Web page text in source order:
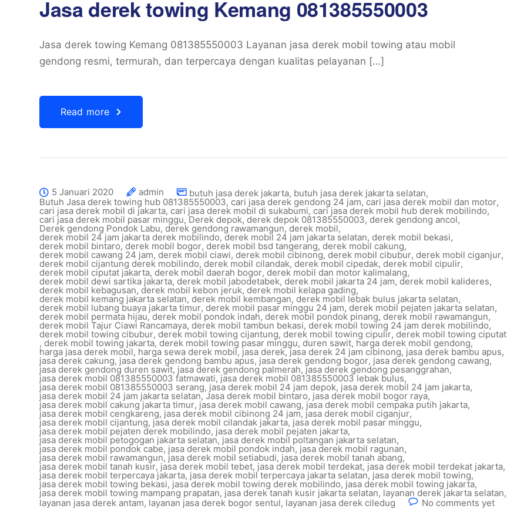
Jasa derek towing Kemang 081385550003
Jasa derek towing Kemang 081385550003 Layanan jasa derek mobil towing atau mobil
gendong resmi, termurah, dan terpercaya dengan kualitas pelayanan […]
Read more
5 Januari 2020 admin butuh jasa derek jakarta, butuh jasa derek jakarta selatan,
Butuh Jasa derek towing hub 081385550003, cari jasa derek gendong 24 jam,cari jasa derek mobil dan motor,
cari jasa derek mobil di jakarta, cari jasa derek mobil di sukabumi, cari jasa derek mobil hub derek mobilindo,
cari jasa derek mobil pasar minggu,Derek depok, derek depok 081385550003, derek gendong ancol,
Derek gendong Pondok Labu, derek gendong rawamangun, derek mobil,
derek mobil 24 jam jakarta derek mobilindo, derek mobil 24 jam jakarta selatan, derek mobil bekasi,
derek mobil bintaro, derek mobil bogor, derek mobil bsd tangerang, derek mobil cakung,
derek mobil cawang 24 jam, derek mobil ciawi, derek mobil cibinong, derek mobil cibubur, derek mobil ciganjur,
derek mobil cijantung derek mobilindo, derek mobil cilandak, derek mobil cipedak, derek mobil cipulir,
derek mobil ciputat jakarta, derek mobil daerah bogor, derek mobil dan motor kalimalang,
derek mobil dewi sartika jakarta, derek mobil jabodetabek, derek mobil jakarta 24 jam, derek mobil kalideres,
derek mobil kebagusan, derek mobil kebon jeruk, derek mobil kelapa gading,
derek mobil kemang jakarta selatan, derek mobil kembangan, derek mobil lebak bulus jakarta selatan,
derek mobil lubang buaya jakarta timur, derek mobil pasar minggu 24 jam, derek mobil pejaten jakarta selatan,
derek mobil permata hijau, derek mobil pondok indah, derek mobil pondok pinang, derek mobil rawamangun,
derek mobil Tajur Ciawi Rancamaya, derek mobil tambun bekasi, derek mobil towing 24 jam derek mobilindo,
derek mobil towing cibubur, derek mobil towing cijantung, derek mobil towing cipulir, derek mobil towing ciputat
, derek mobil towing jakarta, derek mobil towing pasar minggu, duren sawit, harga derek mobil gendong,
harga jasa derek mobil, harga sewa derek mobil, jasa derek,jasa derek 24 jam cibinong, jasa derek bambu apus,
jasa derek cakung, jasa derek gendong bambu apus, jasa derek gendong bogor, jasa derek gendong cawang,
jasa derek gendong duren sawit, jasa derek gendong palmerah, jasa derek gendong pesanggrahan,
jasa derek mobil 081385550003 fatmawati, jasa derek mobil 081385550003 lebak bulus,
jasa derek mobil 081385550003 serang, jasa derek mobil 24 jam depok, jasa derek mobil 24 jam jakarta,
jasa derek mobil 24 jam jakarta selatan,Jasa derek mobil bintaro, jasa derek mobil bogor raya,
jasa derek mobil cakung jakarta timur, jasa derek mobil cawang, jasa derek mobil cempaka putih jakarta,
jasa derek mobil cengkareng, jasa derek mobil cibinong 24 jam, jasa derek mobil ciganjur,
jasa derek mobil cijantung, jasa derek mobil cilandak jakarta, jasa derek mobil pasar minggu,
jasa derek mobil pejaten derek mobilindo, jasa derek mobil pejaten jakarta,
jasa derek mobil petogogan jakarta selatan, jasa derek mobil poltangan jakarta selatan,
jasa derek mobil pondok cabe, jasa derek mobil pondok indah, jasa derek mobil ragunan,
jasa derek mobil rawamangun,jasa derek mobil setiabudi, jasa derek mobil tanah abang,
jasa derek mobil tanah kusir, jasa derek mobil tebet, jasa derek mobil terdekat, jasa derek mobil terdekat jakarta,
jasa derek mobil terpercaya jakarta, jasa derek mobil terpercaya jakarta selatan, jasa derek mobil towing,
jasa derek mobil towing bekasi, jasa derek mobil towing derek mobilindo, jasa derek mobil towing jakarta,
jasa derek mobil towing mampang prapatan, jasa derek tanah kusir jakarta selatan, layanan derek jakarta selatan,
layanan jasa derek antam, layanan jasa derek bogor sentul, layanan jasa derek ciledug No comments yet